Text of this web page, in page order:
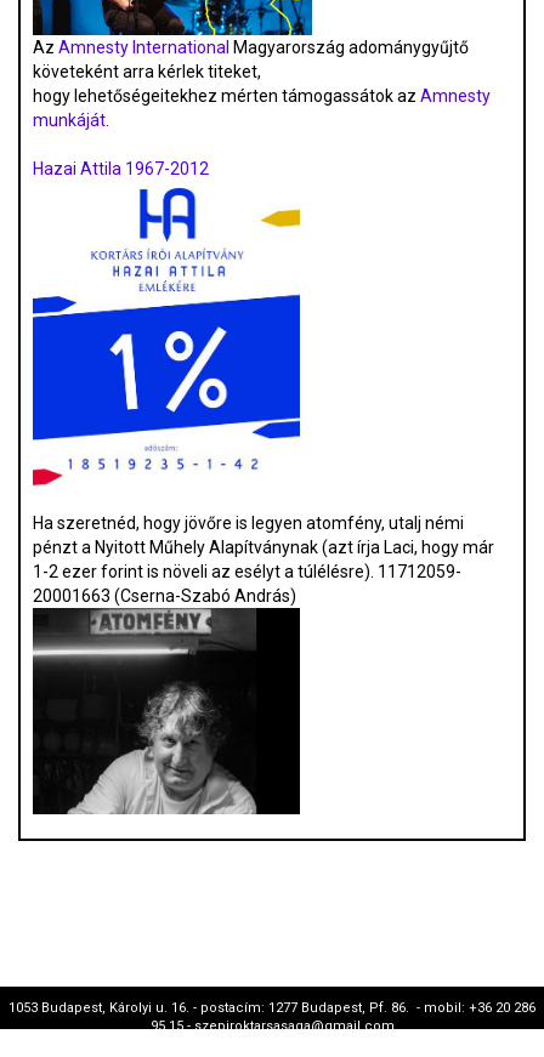
Az Amnesty International Magyarország adománygyűjtő
követeként arra kérlek titeket,
hogy lehetőségeitekhez mérten támogassátok az Amnesty
munkáját.
Hazai Attila 1967-2012
Ha szeretnéd, hogy jövőre is legyen atomfény, utalj némi
pénzt a Nyitott Műhely Alapítványnak (azt írja Laci, hogy már
1-2 ezer forint is növeli az esélyt a túlélésre). 11712059-
20001663 (Cserna-Szabó András)
1053 Budapest, Károlyi u. 16. - postacím: 1277 Budapest, Pf. 86. - mobil: +36 20 286
95 15 - szepiroktarsasaga@gmail.com